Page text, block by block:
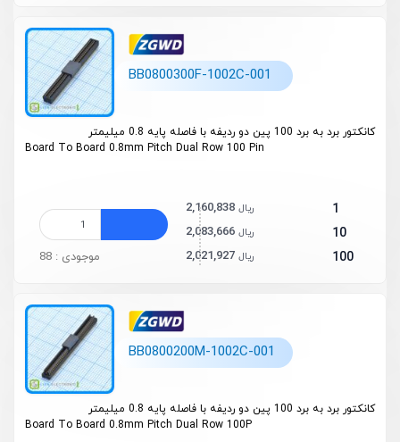
BB0800300F-1002C-001
کانکتور برد به برد 100 پین دو ردیفه با فاصله پایه 0.8 میلیمتر
Board To Board 0.8mm Pitch Dual Row 100 Pin
1
2,160,838 ریال
10
2,083,666 ریال
100
2,021,927 ریال موجودی : 88
BB0800200M-1002C-001
کانکتور برد به برد 100 پین دو ردیفه با فاصله پایه 0.8 میلیمتر
Board To Board 0.8mm Pitch Dual Row 100P